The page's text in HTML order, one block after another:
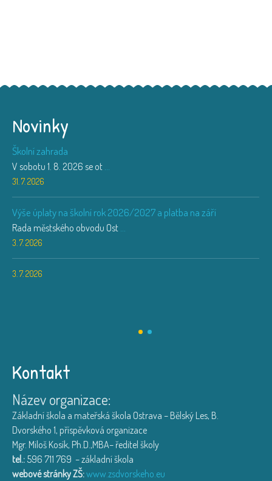
Novinky
Školní zahrada
V sobotu 1. 8. 2026 se ot ...
31. 7. 2026
Výše úplaty na školní rok 2026/2027 a platba na září
Rada městského obvodu Ost ...
3. 7. 2026
3. 7. 2026
Kontakt
Název organizace:
Základní škola a mateřská škola Ostrava – Bělský Les, B.
Dvorského 1, příspěvková organizace
Mgr. Miloš Kosík, Ph.D.,MBA– ředitel školy
tel.: 596 711 769 – základní škola
webové stránky ZŠ:www.zsdvorskeho.eu